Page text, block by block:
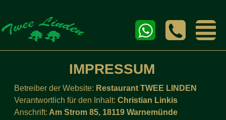
IMPRESSUM
Betreiber der Website: Restaurant TWEE LINDEN
Verantwortlich für den Inhalt:Christian Linkis
Anschrift: Am Strom 85, 18119 Warnemünde